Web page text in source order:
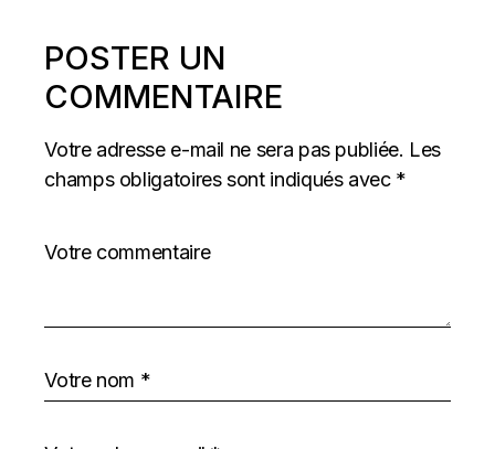
POSTER UN
COMMENTAIRE
Votre adresse e-mail ne sera pas publiée. Les
champs obligatoires sont indiqués avec *